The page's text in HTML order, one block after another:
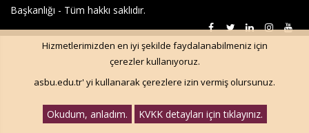
Başkanlığı - Tüm hakkı saklıdır.
Hizmetlerimizden en iyi şekilde faydalanabilmeniz için
çerezler kullanıyoruz.
asbu.edu.tr' yi kullanarak çerezlere izin vermiş olursunuz.
Okudum, anladım. KVKK detayları için tıklayınız.